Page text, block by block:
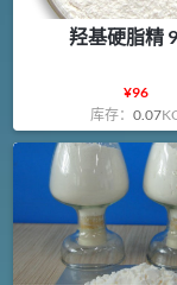
羟基硬脂精
¥96
库存：0.07